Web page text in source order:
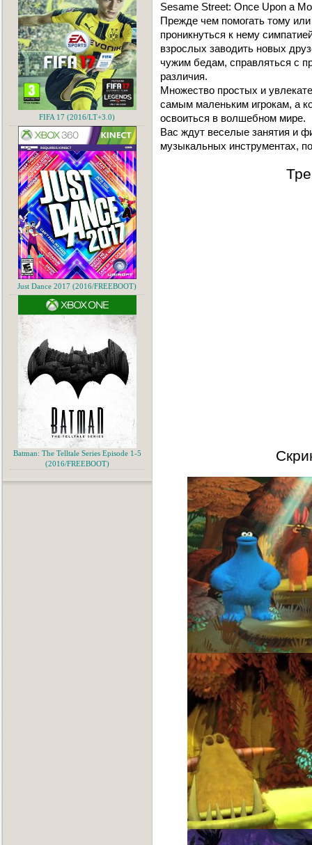
Sesame Street: Once Upon a
Прежде чем помогать тому
проникнуться к нему
взрослых заводить новых
чужим бедам, справляться с
различия.
Множество простых и
самым маленьким игрокам, а
освоиться в волшебном мире.
Вас ждут веселые занятия и
музыкальных инструментах,
FIFA 17 (2016/LT+3.0)
Just Dance 2017 (2016/FREEBOOT)
Batman: The Telltale Series Episode 1-5
(2016/FREEBOOT)